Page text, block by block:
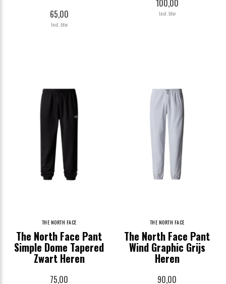
65,00
Incl. btw
100,00
Incl. btw
THE NORTH FACE
The North Face Pant
Simple Dome Tapered
Zwart Heren
75,00
THE NORTH FACE
The North Face Pant
Wind Graphic Grijs
Heren
90,00